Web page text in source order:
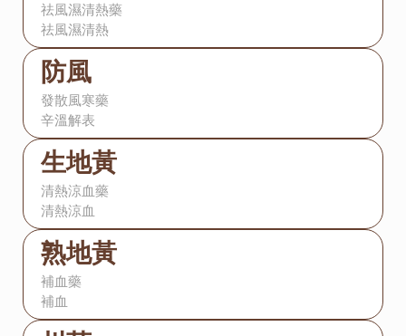
祛風濕清熱藥
祛風濕清熱
防風
發散風寒藥
辛溫解表
生地黃
清熱涼血藥
清熱涼血
熟地黃
補血藥
補血